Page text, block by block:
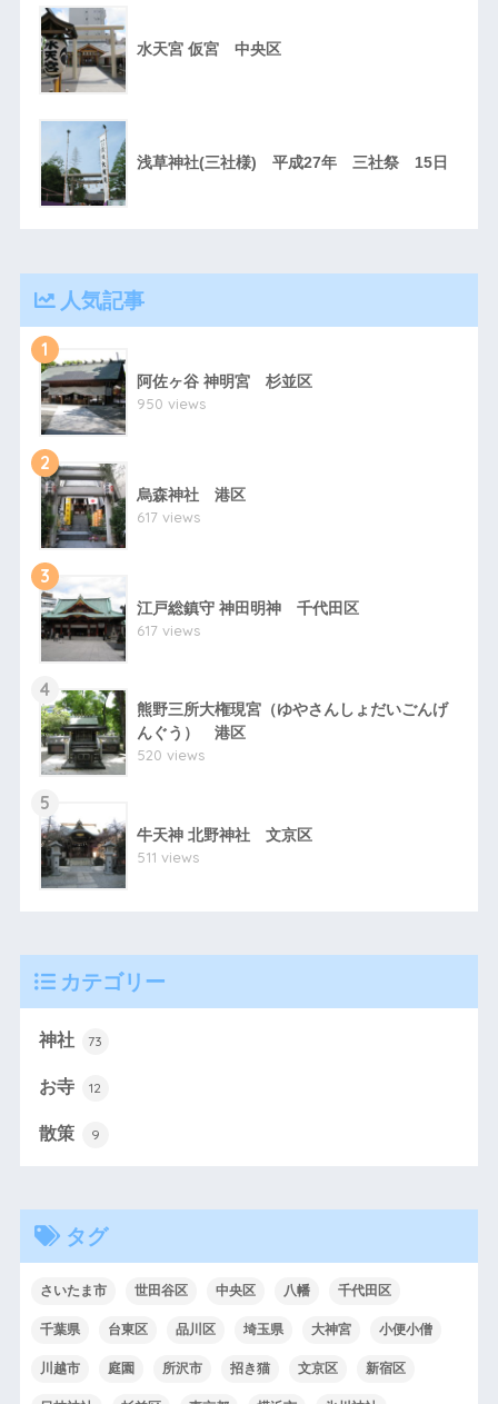
水天宮 仮宮 中央区
浅草神社(三社様) 平成27年 三社祭 15日
人気記事
1
阿佐ヶ谷 神明宮 杉並区
950 views
2
烏森神社 港区
617 views
3
江戸総鎮守 神田明神 千代田区
617 views
4
熊野三所大権現宮（ゆやさんしょだいごんげ
んぐう） 港区
520 views
5
牛天神 北野神社 文京区
511 views
カテゴリー
神社 73
お寺 12
散策 9
タグ
さいたま市 世田谷区 中央区 八幡 千代田区
千葉県 台東区 品川区 埼玉県 大神宮 小便小僧
川越市 庭園 所沢市 招き猫 文京区 新宿区